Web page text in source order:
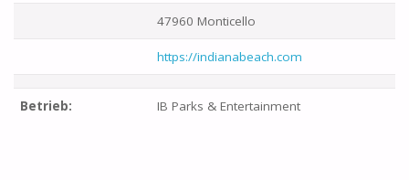
47960 Monticello
https://indianabeach.com
Betrieb: IB Parks & Entertainment